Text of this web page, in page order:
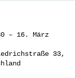
– 16. März
33,